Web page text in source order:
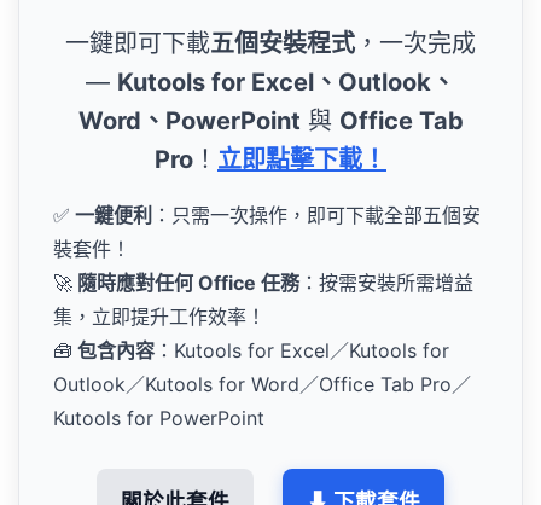
一鍵即可下載五個安裝程式 ，一次完成
— Kutools for Excel、Outlook、
Word、PowerPoint 與 Office Tab
Pro ！ 立即點擊下載！
✅ 一鍵便利 ：只需一次操作，即可下載全部五個安
裝套件！
🚀 隨時應對任何 Office 任務：按需安裝所需增益
集，立即提升工作效率！
🧰 包含內容 ：Kutools for Excel／Kutools for
Outlook／Kutools for Word／Office Tab Pro／
Kutools for PowerPoint